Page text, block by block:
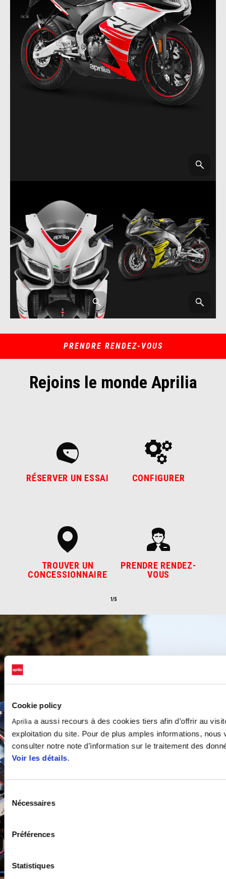
Cookie policy
Aprilia a aussi recours à des cookies tiers afin d’offrir au
exploitation du site. Pour de plus amples informations, nous
consulter notre note d’information sur le traitement des
Voir les détails.
Sélection
consentement
Nécessaires
Préférences
Statistiques
PRENDRE RENDEZ-VOUS
Rejoins le monde Aprilia
RÉSERVER UN ESSAI CONFIGURER
TROUVER UN
CONCESSIONNAIRE
PRENDRE RENDEZ-
VOUS
1/5